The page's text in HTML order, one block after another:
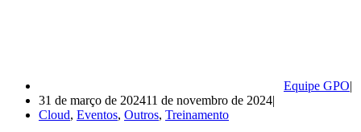
Equipe GPO
31 de março de 202411 de novembro de 2024
Cloud, Eventos, Outros, Treinamento